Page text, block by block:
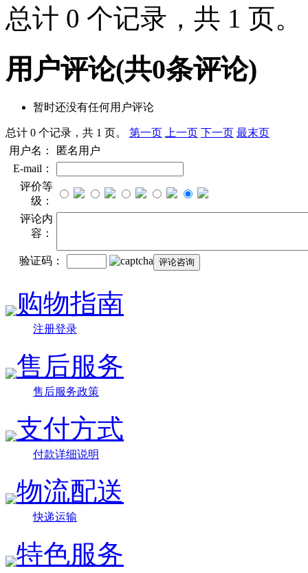
总计 0 个记录，共 1 页。
用户评论(共0条评论)
暂时还没有任何用户评论
总计 0 个记录，共 1 页。 第一页 上一页 下一页 最末页
用户名：
匿名用户
E-mail：
评价等
级：
评论内
容：
验证码：
购物指南
注册登录
售后服务
售后服务政策
支付方式
付款详细说明
物流配送
快递运输
特色服务